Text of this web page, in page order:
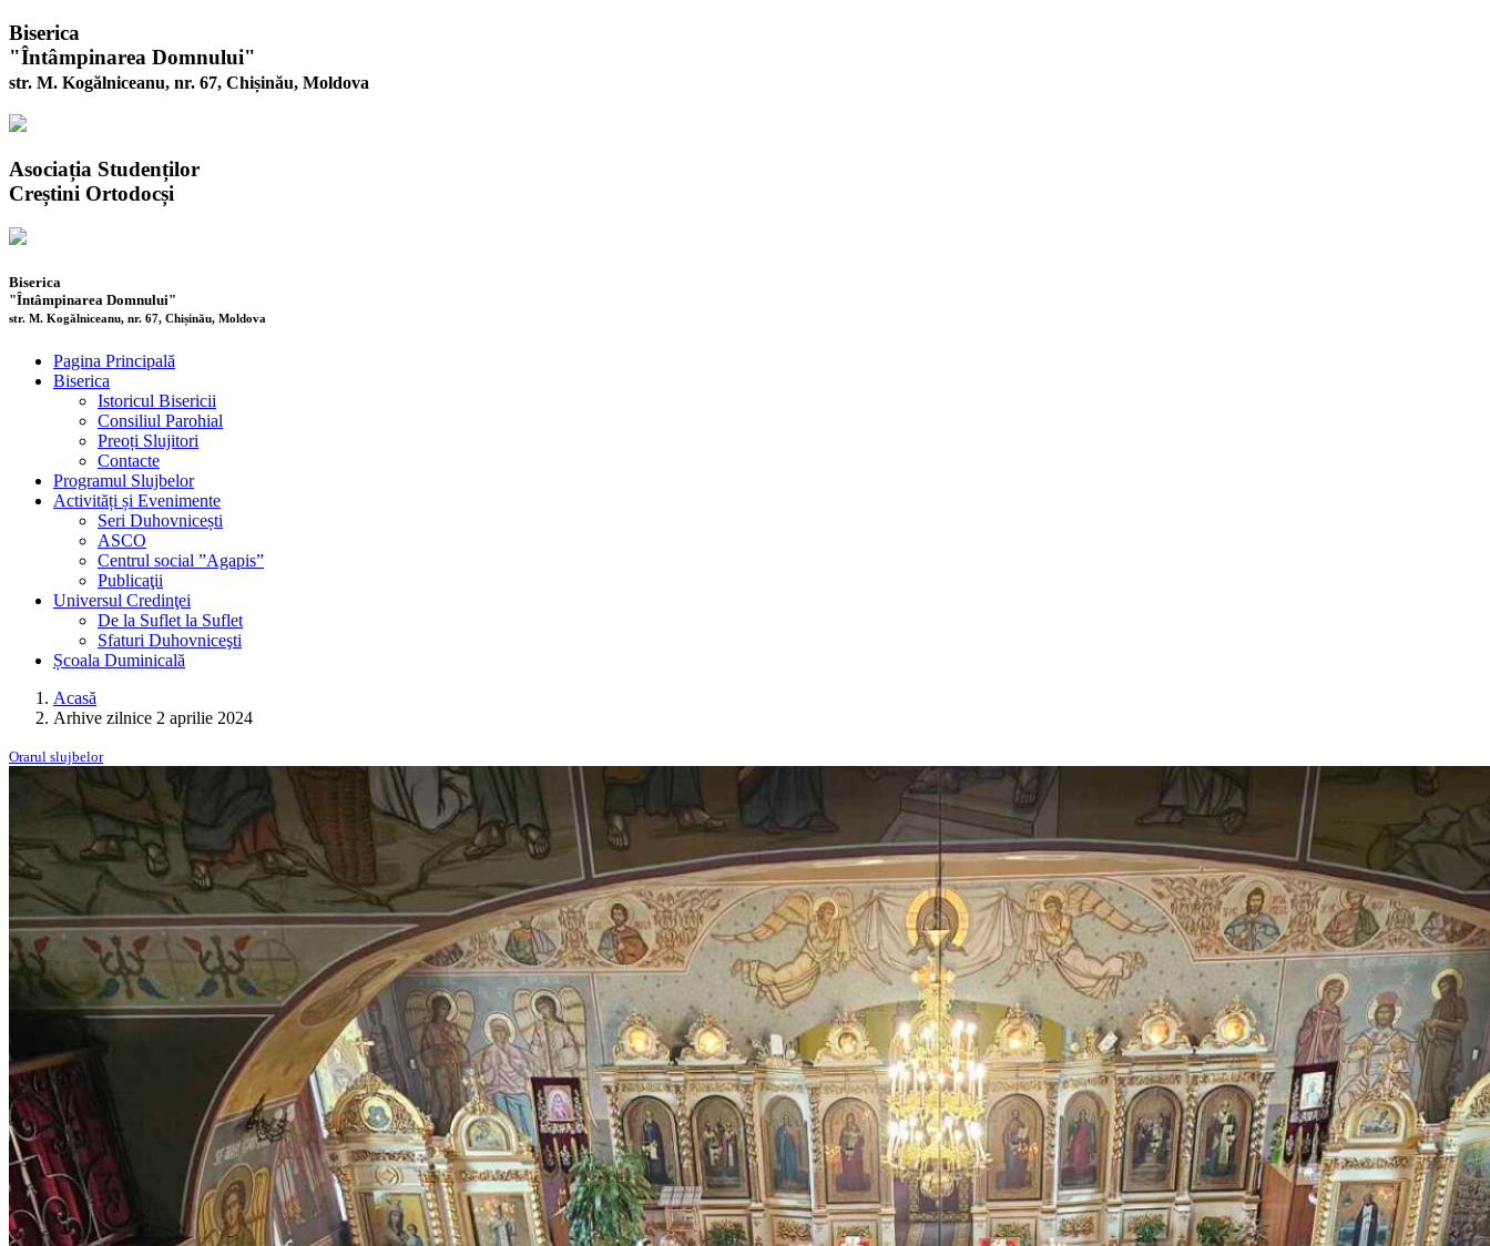
Biserica
"Întâmpinarea Domnului"
str. M. Kogălniceanu, nr. 67, Chișinău, Moldova
Asociația Studenților
Creștini Ortodocși
Biserica
"Întâmpinarea Domnului"
str. M. Kogălniceanu, nr. 67, Chișinău, Moldova
Pagina Principală
Biserica
Istoricul Bisericii
Consiliul Parohial
Preoți Slujitori
Contacte
Programul Slujbelor
Activități și Evenimente
Seri Duhovnicești
ASCO
Centrul social ”Agapis”
Publicaţii
Universul Credinţei
De la Suflet la Suflet
Sfaturi Duhovniceşti
Școala Duminicală
Acasă
Arhive zilnice 2 aprilie 2024
Orarul slujbelor